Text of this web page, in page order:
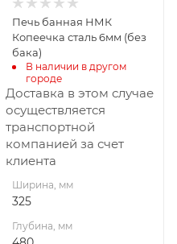
Сталь
Вид топлива
Дрова
Диаметр дымохода,
мм
115
Длина дров, мм
400
60
591x325x480
Печь банная НМК
Копеечка сталь 6мм (без
бака)
В наличии в другом
городе
Доставка в этом случае
осуществляется
транспортной
компанией за счет
клиента
Ширина, мм
325
Глубина, мм